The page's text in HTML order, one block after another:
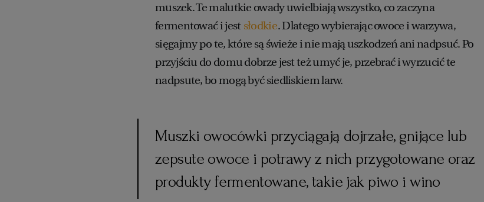
muszek. Te malutkie owady uwielbiają wszystko, co zaczyna
fermentować i jest słodkie. Dlatego wybierając owoce i warzywa,
sięgajmy po te, które są świeże i nie mają uszkodzeń ani nadpsuć. Po
przyjściu do domu dobrze jest też umyć je, przebrać i wyrzucić te
nadpsute, bo mogą być siedliskiem larw.
Muszki owocówki przyciągają dojrzałe, gnijące lub
zepsute owoce i potrawy z nich przygotowane oraz
produkty fermentowane, takie jak piwo i wino